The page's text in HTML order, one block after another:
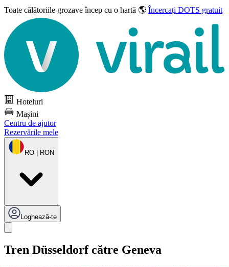
Toate călătoriile grozaveîncep cu o hartă 🌎 Încercați DOTS gratuit
Hoteluri
Mașini
Centru de ajutor
Rezervările mele
RO | RON
Loghează-te
Tren Düsseldorf către Geneva